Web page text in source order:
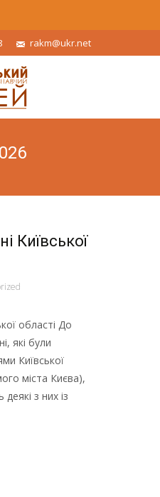
rakm@ukr.net
Київської
області До
які були
Київської
міста Києва),
з них із